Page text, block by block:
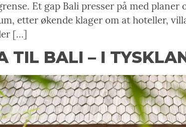
Et gap Bali presser på med
etter økende klager om at hoteller,
[…]
TIL BALI – I